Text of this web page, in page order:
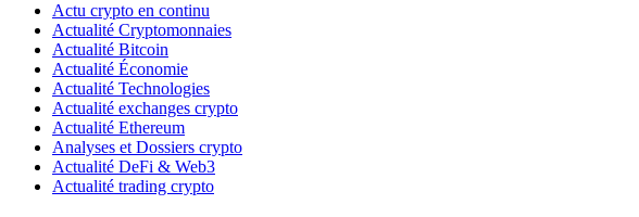
Actu crypto en continu
Actualité Cryptomonnaies
Actualité Bitcoin
Actualité Économie
Actualité Technologies
Actualité exchanges crypto
Actualité Ethereum
Analyses et Dossiers crypto
Actualité DeFi & Web3
Actualité trading crypto